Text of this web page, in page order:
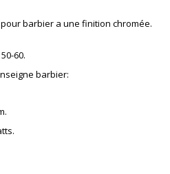
barbier a une finition chromée.
60.
barbier: